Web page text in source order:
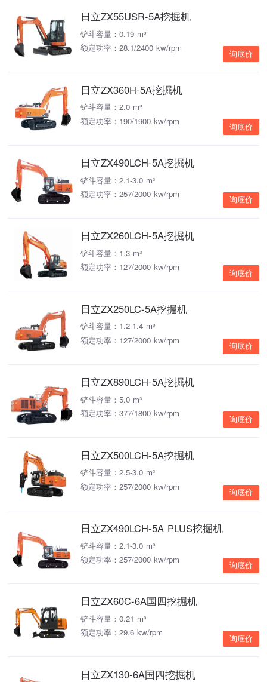
日立ZX55USR-5A挖掘机
铲斗容量：0.19 m³
额定功率：28.1/2400 kw/rpm
询底价
日立ZX360H-5A挖掘机
铲斗容量：2.0 m³
额定功率：190/1900 kw/rpm
询底价
日立ZX490LCH-5A挖掘机
铲斗容量：2.1-3.0 m³
额定功率：257/2000 kw/rpm
询底价
日立ZX260LCH-5A挖掘机
铲斗容量：1.3 m³
额定功率：127/2000 kw/rpm
询底价
日立ZX250LC-5A挖掘机
铲斗容量：1.2-1.4 m³
额定功率：127/2000 kw/rpm
询底价
日立ZX890LCH-5A挖掘机
铲斗容量：5.0 m³
额定功率：377/1800 kw/rpm
询底价
日立ZX500LCH-5A挖掘机
铲斗容量：2.5-3.0 m³
额定功率：257/2000 kw/rpm
询底价
日立ZX490LCH-5A PLUS挖掘机
铲斗容量：2.1-3.0 m³
额定功率：257/2000 kw/rpm
询底价
日立ZX60C-6A国四挖掘机
铲斗容量：0.21 m³
额定功率：29.6 kw/rpm
询底价
日立ZX130-6A国四挖掘机